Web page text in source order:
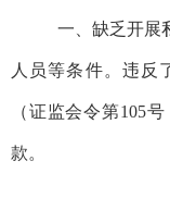
一、 缺乏开展
人员等条件。违反
（证监会令第105
款。